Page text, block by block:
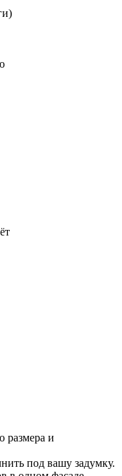
размера и
под вашу задумку.